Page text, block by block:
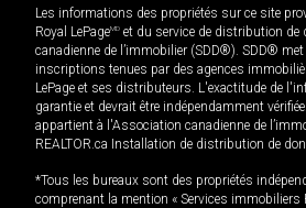
Les informations des propriétés sur ce site
Royal LePageMD et du service de distribution de
canadienne de l’immobilier (SDD®). SDD® met
inscriptions tenues par des agences
LePage et ses distributeurs. L'exactitude de
garantie et devrait être indépendamment
appartient à l'Association canadienne de
REALTOR.ca Installation de distribution de
*Tous les bureaux sont des propriétés
comprenant la mention « Services immobiliers